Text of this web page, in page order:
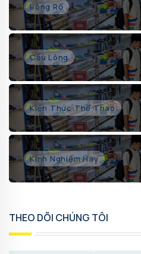
Bóng Rổ
Cầu Lông
Kiến Thức Thể Thao
Kinh Nghiệm Hay
THEO DÕI CHÚNG TÔI